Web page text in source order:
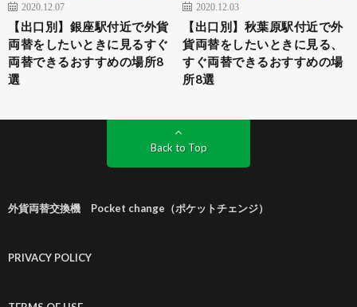
2020.12.07
【出口別】銀座駅付近で外貨
両替をしたいときに見るすぐ
両替できるおすすめの場所8
選
2020.12.03
【出口別】秋葉原駅付近で外
貨両替をしたいときに見る、
すぐ両替できるおすすめの場
所8選
Back to Top
外貨両替交換機 Pocket change（ポケットチェンジ）
PRIVACY POLICY